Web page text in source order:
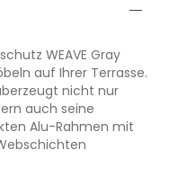
WEAVE Gray
auf Ihrer Terrasse.
nicht nur
auch seine
Alu-Rahmen mit